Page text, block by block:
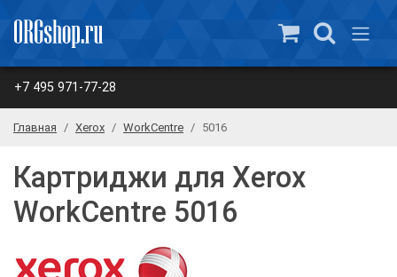
+7 495 971-77-28
Главная Xerox WorkCentre 5016
Картриджи для Xerox
WorkCentre 5016